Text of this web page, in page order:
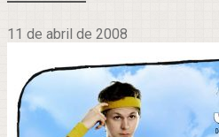
11 de abril de 2008